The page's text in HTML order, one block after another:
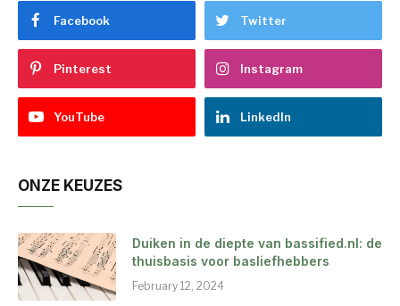
Facebook Twitter
Pinterest Instagram
YouTube LinkedIn
ONZE KEUZES
Duiken in de diepte van bassified.nl: de
thuisbasis voor basliefhebbers
February 12, 2024